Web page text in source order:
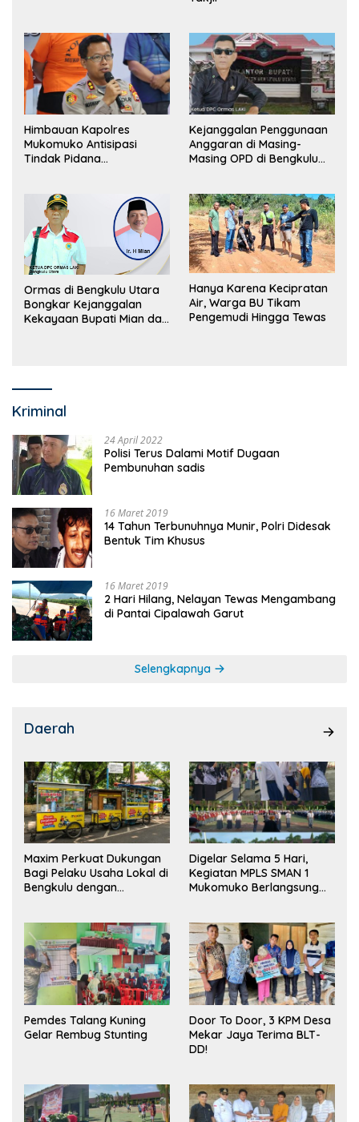
Himbauan Kapolres
Mukomuko Antisipasi
Tindak Pidana
Kejanggalan Penggunaan
Anggaran di Masing-
Masing OPD di Bengkulu
Ormas di Bengkulu Utara
Bongkar Kejanggalan
Kekayaan Bupati Mian dan
Hanya Karena Kecipratan
Air, Warga BU Tikam
Pengemudi Hingga Tewas
Kriminal
24 April 2022
Polisi Terus Dalami Motif Dugaan
Pembunuhan sadis
16 Maret 2019
14 Tahun Terbunuhnya Munir, Polri Didesak
Bentuk Tim Khusus
16 Maret 2019
2 Hari Hilang, Nelayan Tewas Mengambang
di Pantai Cipalawah Garut
Selengkapnya
Daerah
Maxim Perkuat Dukungan
Bagi Pelaku Usaha Lokal di
Bengkulu dengan
Pasar
Digelar Selama 5 Hari,
Kegiatan MPLS SMAN 1
Mukomuko Berlangsung
Pemdes Talang Kuning
Gelar Rembug Stunting
Door To Door, 3 KPM Desa
Mekar Jaya Terima BLT-
DD!